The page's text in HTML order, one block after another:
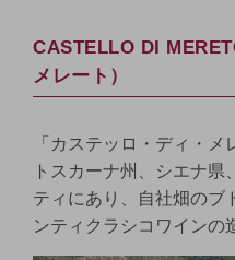
CASTELLO DI
メレート）
「カステッロ・ディ・メ
トスカーナ州、シエナ
ティにあり、自社畑のブ
ンティクラシコワインの